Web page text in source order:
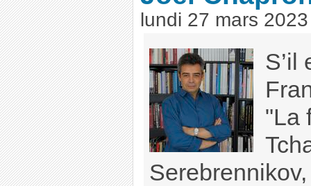
lundi 27 mars 2023
S’il
"La